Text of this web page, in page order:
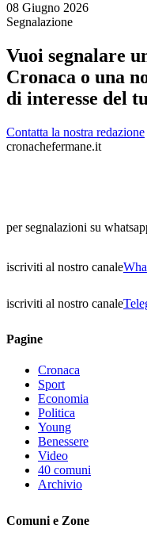
08 Giugno 2026
Segnalazione
Vuoi segnalare
Cronaca o una
di interesse del
Contatta la nostra redazione
cronachefermane.it
per segnalazioni su
iscriviti al nostro canale
iscriviti al nostro canale
Pagine
Cronaca
Sport
Economia
Politica
Young
Benessere
Video
40 comuni
Archivio
Comuni e Zone